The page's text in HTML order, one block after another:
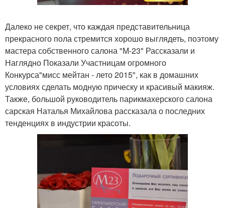
Далеко не секрет, что каждая представительница
прекрасного пола стремится хорошо выглядеть, поэтому
мастера собственного салона "М-23" Рассказали и
Наглядно Показали Участницам огромного
Конкурса"мисс мейтан - лето 2015", как в домашних
условиях сделать модную прическу и красивый макияж.
Также, большой руководитель парикмахерского салона
сарская Наталья Михайлова рассказала о последних
тенденциях в индустрии красоты.